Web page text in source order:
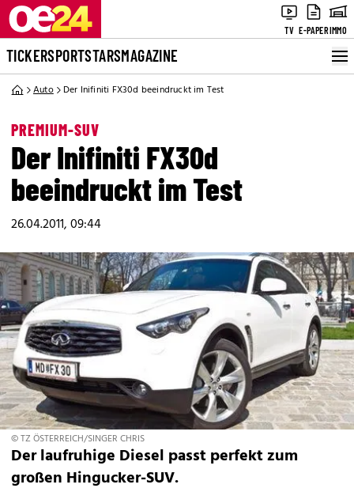
TV E-PAPERIMMO
TICKERSPORTSTARSMAGAZINE
Auto Der Inifiniti FX30d beeindruckt im Test
PREMIUM-SUV
Der Inifiniti FX30d
beeindruckt im Test
26.04.2011, 09:44
© TZ ÖSTERREICH/SINGER CHRIS
Der laufruhige Diesel passt perfekt zum
großen Hingucker-SUV.